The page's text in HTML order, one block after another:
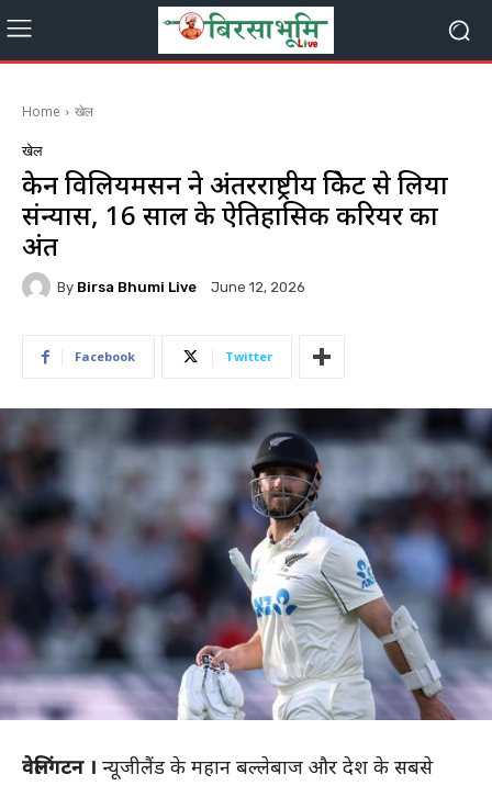
Home खेल
खेल
केन विलियमसन ने अंतरराष्ट्रीय क्रिकेट से लिया
संन्यास, 16 साल के ऐतिहासिक करियर का
अंत
By Birsa Bhumi Live June 12, 2026
Facebook Twitter
वेलिंगटन । न्यूजीलैंड के महान बल्लेबाज और देश के सबसे